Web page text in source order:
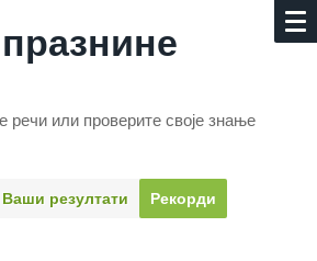
речи или проверите своје знање
Ваши резултати Рекорди